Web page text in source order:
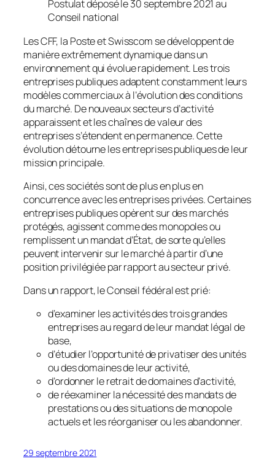
Postulat déposé le 30 septembre 2021 au
Conseil national
Les CFF, la Poste et Swisscom se développent de
manière extrêmement dynamique dans un
environnement qui évolue rapidement. Les trois
entreprises publiques adaptent constamment leurs
modèles commerciaux à l’évolution des conditions
du marché. De nouveaux secteurs d’activité
apparaissent et les chaînes de valeur des
entreprises s’étendent en permanence. Cette
évolution détourne les entreprises publiques de leur
mission principale.
Ainsi, ces sociétés sont de plus en plus en
concurrence avec les entreprises privées. Certaines
entreprises publiques opèrent sur des marchés
protégés, agissent comme des monopoles ou
remplissent un mandat d’État, de sorte qu’elles
peuvent intervenir sur le marché à partir d’une
position privilégiée par rapport au secteur privé.
Dans un rapport, le Conseil fédéral est prié:
d’examiner les activités des trois grandes
entreprises au regard de leur mandat légal de
base,
d’étudier l’opportunité de privatiser des unités
ou des domaines de leur activité,
d’ordonner le retrait de domaines d’activité,
de réexaminer la nécessité des mandats de
prestations ou des situations de monopole
actuels et les réorganiser ou les abandonner.
29 septembre 2021